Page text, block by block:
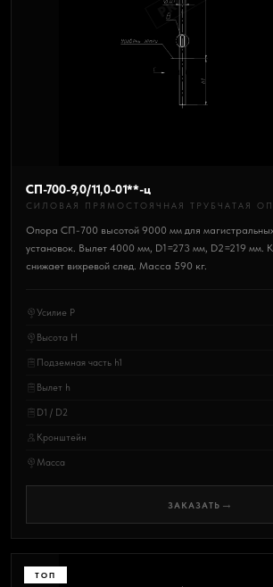
СП-700-9,0/11,0-01**-ц
СИЛОВАЯ ПРЯМОСТОЯЧНАЯ ТРУБЧАТАЯ
Опора СП-700 высотой 9000 мм для
установок. Вылет 4000 мм, D1=273 мм, D2=219 мм.
снижает вихревой след. Масса 590 кг.
Усилие P
Высота H
Подземная часть h1
Вылет h
D1 / D2
Кронштейн
Масса
ЗАКАЗАТЬ →
ТОП